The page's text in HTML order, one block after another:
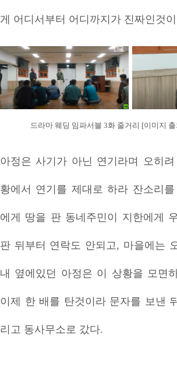
게 어디서부터 어디까지가 진짜인것
드라마 웨딩 임파서블 3화 줄거리 [이미지
아정은 사기가 아닌 연기라며 오히
황에서 연기를 제대로 하라 잔소리
에게 땅을 판 동네주민이 지한에게
판 뒤부터 연락도 안되고, 마을에는
내 옆에있던 아정은 이 상황을 모면
이제 한 배를 탄것이라 문자를 보낸
리고 동사무소로 갔다.